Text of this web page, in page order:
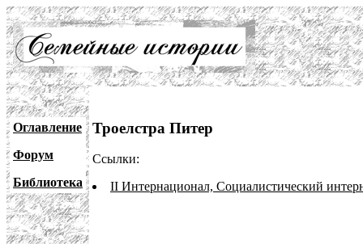
Оглавление
Форум
Библиотека
Троелстра Питер
Ссылки:
II Интернационал, Социалистический